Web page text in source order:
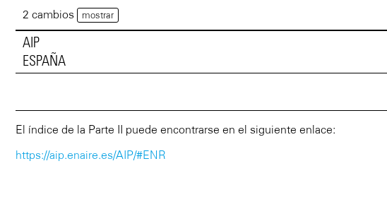
2 cambios mostrar
AIP
ESPAÑA
El índice de la Parte II puede encontrarse en el siguiente enlace:
https://aip.enaire.es/AIP/#ENR